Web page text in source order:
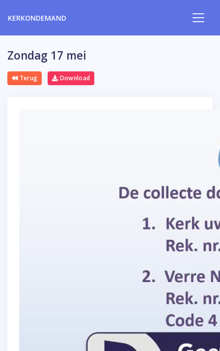
KERKONDEMAND
Zondag 17 mei
Terug Download